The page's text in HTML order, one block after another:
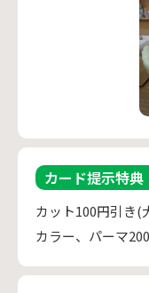
カード提示特典
カット100円引き(
カラー、パーマ